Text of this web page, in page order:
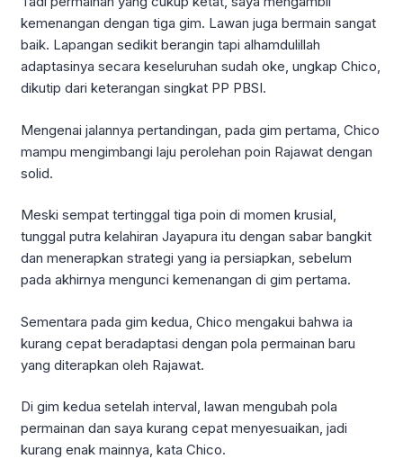
kemenangan dengan tiga gim. Lawan juga bermain sangat
baik. Lapangan sedikit berangin tapi alhamdulillah
adaptasinya secara keseluruhan sudah oke, ungkap Chico,
dikutip dari keterangan singkat PP PBSI.
Mengenai jalannya pertandingan, pada gim pertama, Chico
mampu mengimbangi laju perolehan poin Rajawat dengan
solid.
Meski sempat tertinggal tiga poin di momen krusial,
tunggal putra kelahiran Jayapura itu dengan sabar bangkit
dan menerapkan strategi yang ia persiapkan, sebelum
pada akhirnya mengunci kemenangan di gim pertama.
Sementara pada gim kedua, Chico mengakui bahwa ia
kurang cepat beradaptasi dengan pola permainan baru
yang diterapkan oleh Rajawat.
Di gim kedua setelah interval, lawan mengubah pola
permainan dan saya kurang cepat menyesuaikan, jadi
kurang enak mainnya, kata Chico.